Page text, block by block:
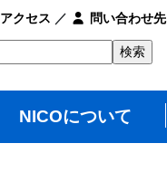
アクセス ／ 問い合わせ先
NICOについて